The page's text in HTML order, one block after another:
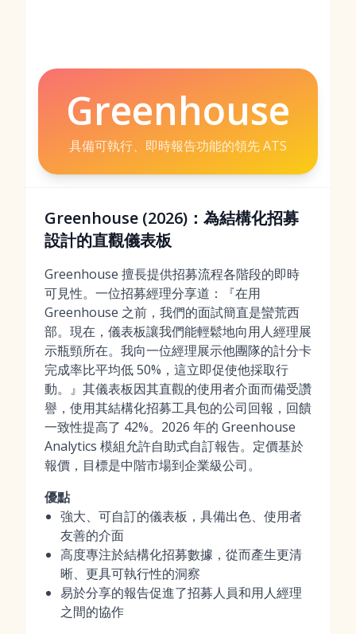
Greenhouse
具備可執行、即時報告功能的領先 ATS
Greenhouse (2026)：為結構化招募
設計的直觀儀表板
Greenhouse 擅長提供招募流程各階段的即時
可見性。一位招募經理分享道：『在用
Greenhouse 之前，我們的面試簡直是蠻荒西
部。現在，儀表板讓我們能輕鬆地向用人經理展
示瓶頸所在。我向一位經理展示他團隊的計分卡
完成率比平均低 50%，這立即促使他採取行
動。』其儀表板因其直觀的使用者介面而備受讚
譽，使用其結構化招募工具包的公司回報，回饋
一致性提高了 42%。2026 年的 Greenhouse
Analytics 模組允許自助式自訂報告。定價基於
報價，目標是中階市場到企業級公司。
優點
強大、可自訂的儀表板，具備出色、使用者
友善的介面
高度專注於結構化招募數據，從而產生更清
晰、更具可執行性的洞察
易於分享的報告促進了招募人員和用人經理
之間的協作